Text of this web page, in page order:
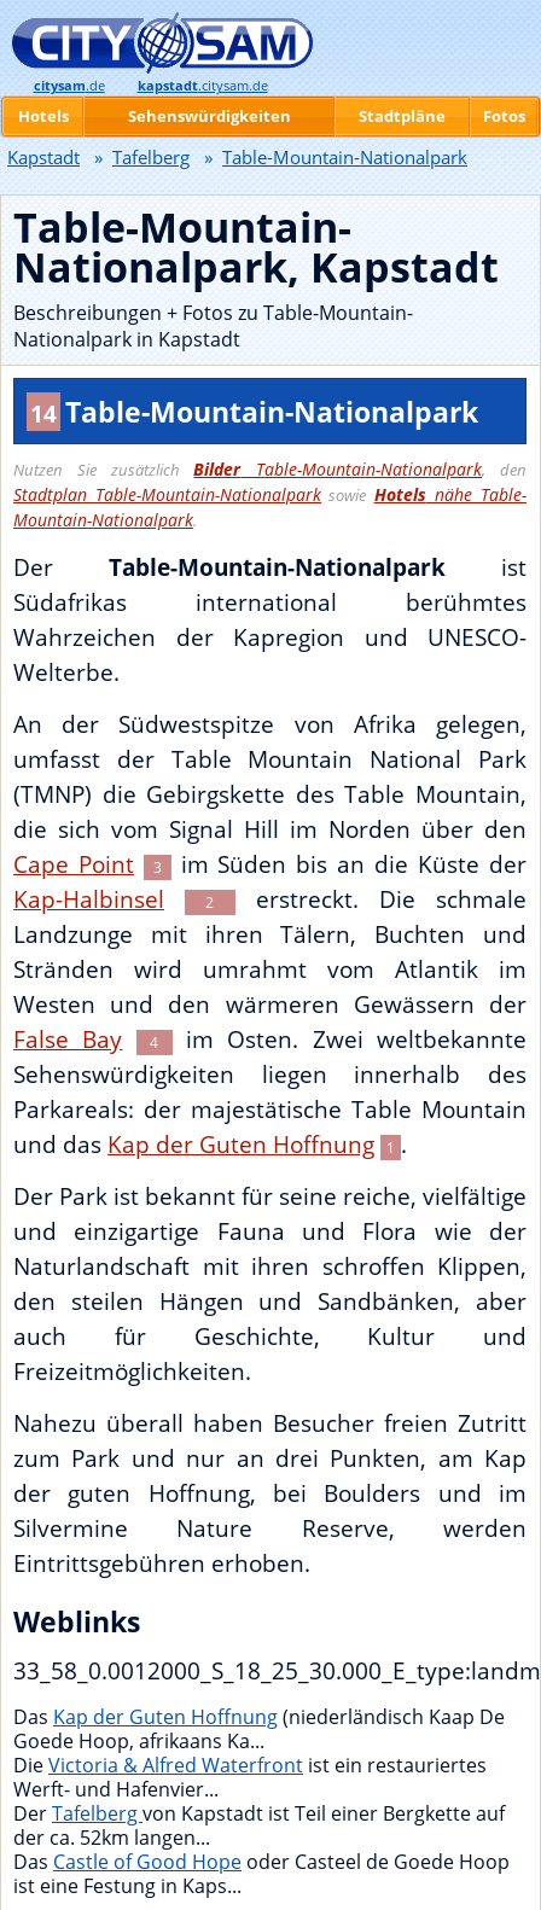
Table-Mountain-
Nationalpark, Kapstadt
Beschreibungen + Fotos zu Table-Mountain-
Nationalpark in Kapstadt
14 Table-Mountain-Nationalpark
Nutzen Sie zusätzlichBilderTable-Mountain-Nationalpark, den
Stadtplan Table-Mountain-Nationalpark sowie Hotelsnähe Table-
Mountain-Nationalpark.
Der Table-Mountain-Nationalpark ist
Südafrikas international berühmtes
Wahrzeichen der Kapregion und UNESCO-
Welterbe.
An der Südwestspitze von Afrika gelegen,
umfasst der Table Mountain National Park
(TMNP) die Gebirgskette des Table Mountain,
die sich vom Signal Hill im Norden über den
Cape Point
3 im Süden bis an die Küste der
Kap-Halbinsel
2
erstreckt. Die schmale
Landzunge mit ihren Tälern, Buchten und
Stränden wird umrahmt vom Atlantik im
Westen und den wärmeren Gewässern der
False Bay
4
im Osten. Zwei weltbekannte
Sehenswürdigkeiten liegen innerhalb des
Parkareals: der majestätische Table Mountain
und das Kap der Guten Hoffnung 1 .
Der Park ist bekannt für seine reiche, vielfältige
und einzigartige Fauna und Flora wie der
Naturlandschaft mit ihren schroffen Klippen,
den steilen Hängen und Sandbänken, aber
auch für Geschichte, Kultur und
Freizeitmöglichkeiten.
Nahezu überall haben Besucher freien Zutritt
zum Park und nur an drei Punkten, am Kap
der guten Hoffnung, bei Boulders und im
Silvermine Nature Reserve, werden
Eintrittsgebühren erhoben.
Weblinks
Das Kap der Guten Hoffnung(niederländisch Kaap De
Goede Hoop, afrikaans Ka...
DieVictoria & Alfred Waterfront ist ein restauriertes
Werft- und Hafenvier...
DerTafelbergvon Kapstadt ist Teil einer Bergkette auf
der ca. 52km langen...
Das Castle of Good Hope oder Casteel de Goede Hoop
ist eine Festung in Kaps...
citysam.de kapstadt.citysam.de
Hotels Sehenswürdigkeiten Stadtpläne Fotos
Kapstadt » Tafelberg » Table-Mountain-Nationalpark